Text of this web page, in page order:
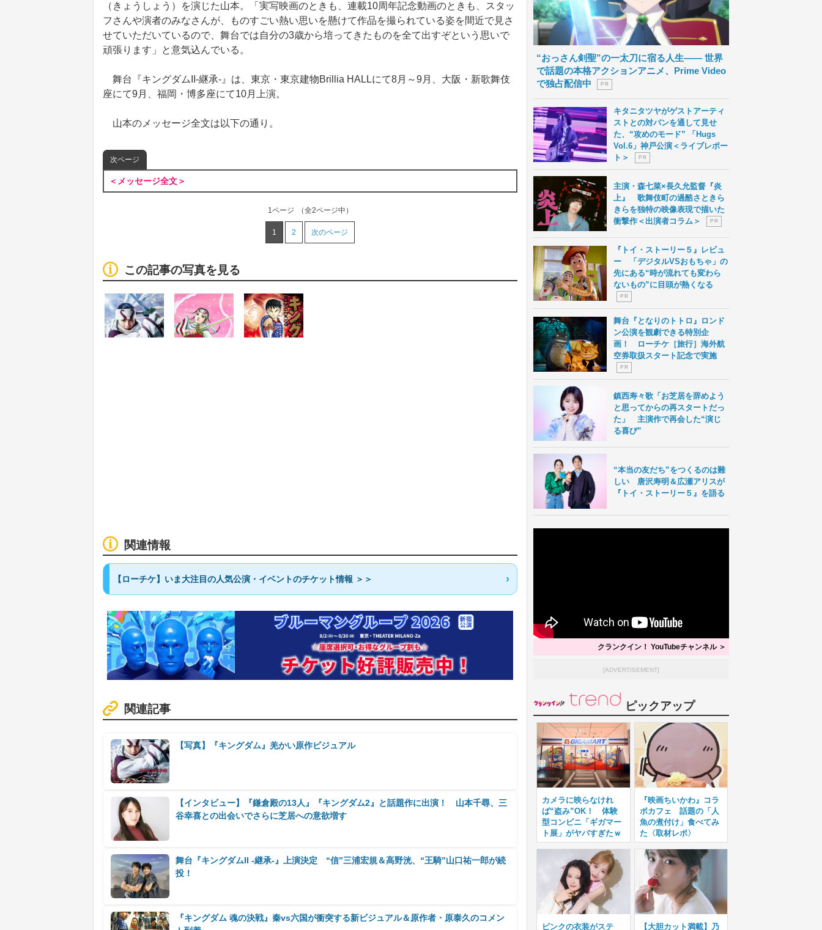
（きょうしょう）を演じた山本。「実写映画のときも、連載10周年記念動画のときも、スタッ
フさんや演者のみなさんが、ものすごい熱い思いを懸けて作品を撮られている姿を間近で見さ
せていただいているので、舞台では自分の3歳から培ってきたものを全て出すぞという思いで
頑張ります」と意気込んでいる。
舞台『キングダムII‐継承‐』は、東京・東京建物Brillia HALLにて8月～9月、大阪・新歌舞伎
座にて9月、福岡・博多座にて10月上演。
山本のメッセージ全文は以下の通り。
次ページ
＜メッセージ全文＞
1ページ （全2ページ中）
1 2 次のページ
この記事の写真を見る
関連情報
【ローチケ】いま大注目の人気公演・イベントのチケット情報 ＞＞
関連記事
【写真】『キングダム』羌かい原作ビジュアル
【インタビュー】『鎌倉殿の13人』『キングダム2』と話題作に出演！ 山本千尋、三
谷幸喜との出会いでさらに芝居への意欲増す
舞台『キングダムII -継承-』上演決定 “信”三浦宏規＆高野洸、“王騎”山口祐一郎が続
投！
『キングダム 魂の決戦』秦vs六国が衝突する新ビジュアル＆原作者・原泰久のコメン
“おっさん剣聖”の一太刀に宿る人生―― 世界
で話題の本格アクションアニメ、Prime Video
で独占配信中
P R
キタニタツヤがゲストアーティ
ストとの対バンを通して見せ
た、“攻めのモード” 「Hugs
Vol.6」神戸公演＜ライブレポー
ト＞
P R
主演・森七菜×長久允監督『炎
上』 歌舞伎町の過酷さときら
きらを独特の映像表現で描いた
衝撃作＜出演者コラム＞
P R
『トイ・ストーリー５』レビュ
ー 「デジタルVSおもちゃ」の
先にある“時が流れても変わら
ないもの”に目頭が熱くなる
P R
舞台『となりのトトロ』ロンド
ン公演を観劇できる特別企
画！ ローチケ［旅行］海外航
空券取扱スタート記念で実施
P R
鎮西寿々歌「お芝居を辞めよう
と思ってからの再スタートだっ
た」 主演作で再会した“演じ
る喜び”
“本当の友だち”をつくるのは難
しい 唐沢寿明＆広瀬アリスが
『トイ・ストーリー５』を語る
クランクイン！ YouTubeチャンネル ＞
[ADVERTISEMENT]
ピックアップ
カメラに映らなけれ
ば“盗み”OK！ 体験
型コンビニ「ギガマー
ト展」がヤバすぎたｗ
『映画ちいかわ』コラ
ボカフェ 話題の「人
魚の煮付け」食べてみ
た〈取材レポ〉
ピンクの衣装がステ 【大胆カット満載】乃